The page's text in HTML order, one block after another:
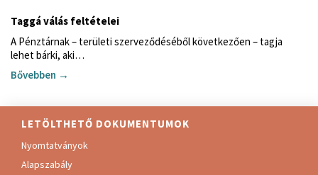
Taggá válás feltételei
A Pénztárnak – területi szerveződéséből következően – tagja
lehet bárki, aki…
Bővebben →
LETÖLTHETŐ DOKUMENTUMOK
Nyomtatványok
Alapszabály